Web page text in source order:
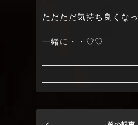
ただただ気持ち良くな
一緒に・・♡♡